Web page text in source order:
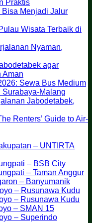
Dari
ke
Cirebon,
Jabodetabek:
Hiace
Jadi
Solusi
Rombongan
PraktisNo
Comments
Rekomendasi
Hiace
untuk
Rombongan
yang
Nyaman
Praktis
Menjadi Jalur
Wisata Terbaik di
Nyaman,
agar
Aman
Comments
on
Tips
Rental
Jabodetabek
Perjalanan
Lebih
Nyaman
dan
Aman
Sewa Bus Medium
Surabaya-Malang
Tren
2026:
Bus
Jadi
Solusi
Taktis
Jabodetabek,
Renters’ Guide to Air-
– UNTIRTA
– BSB CityNo
on
Trans
– Taman Anggur
– BanyumanikNo
on
– Rusunawa Kudu
– Rusunawa Kudu
– SMAN 15No
Comments
– Superindo